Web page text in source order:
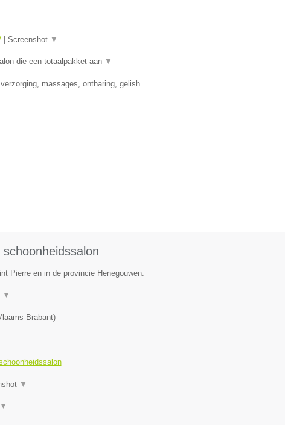
| Screenshot ▼
die een totaalpakket aan ▼
massages, ontharing, gelish
Pierre en in de provincie Henegouwen.
▼
Brabant)
▼
▼